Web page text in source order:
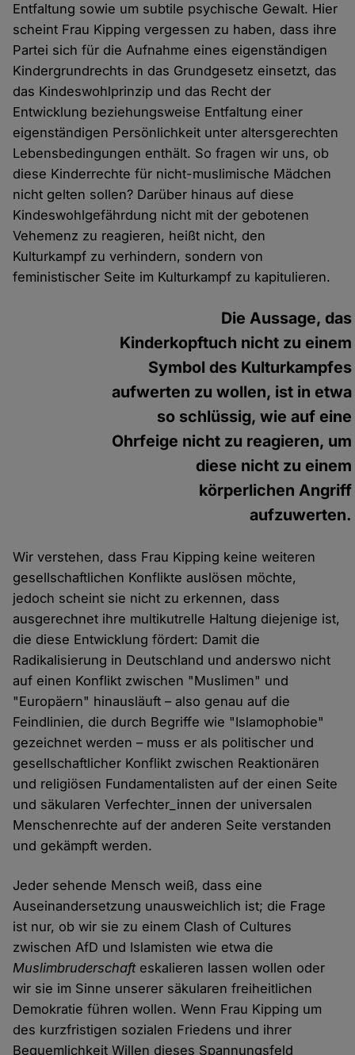
Entfaltung sowie um subtile psychische Gewalt. Hier
scheint Frau Kipping vergessen zu haben, dass ihre
Partei sich für die Aufnahme eines eigenständigen
Kindergrundrechts in das Grundgesetz einsetzt, das
das Kindeswohlprinzip und das Recht der
Entwicklung beziehungsweise Entfaltung einer
eigenständigen Persönlichkeit unter altersgerechten
Lebensbedingungen enthält. So fragen wir uns, ob
diese Kinderrechte für nicht-muslimische Mädchen
nicht gelten sollen? Darüber hinaus auf diese
Kindeswohlgefährdung nicht mit der gebotenen
Vehemenz zu reagieren, heißt nicht, den
Kulturkampf zu verhindern, sondern von
feministischer Seite im Kulturkampf zu kapitulieren.
Die Aussage, das
Kinderkopftuch nicht zu einem
Symbol des Kulturkampfes
aufwerten zu wollen, ist in etwa
so schlüssig, wie auf eine
Ohrfeige nicht zu reagieren, um
diese nicht zu einem
körperlichen Angriff
aufzuwerten.
Wir verstehen, dass Frau Kipping keine weiteren
gesellschaftlichen Konflikte auslösen möchte,
jedoch scheint sie nicht zu erkennen, dass
ausgerechnet ihre multikutrelle Haltung diejenige ist,
die diese Entwicklung fördert: Damit die
Radikalisierung in Deutschland und anderswo nicht
auf einen Konflikt zwischen "Muslimen" und
"Europäern" hinausläuft – also genau auf die
Feindlinien, die durch Begriffe wie "Islamophobie"
gezeichnet werden – muss er als politischer und
gesellschaftlicher Konflikt zwischen Reaktionären
und religiösen Fundamentalisten auf der einen Seite
und säkularen Verfechter_innen der universalen
Menschenrechte auf der anderen Seite verstanden
und gekämpft werden.
Jeder sehende Mensch weiß, dass eine
Auseinandersetzung unausweichlich ist; die Frage
ist nur, ob wir sie zu einem Clash of Cultures
zwischen AfD und Islamisten wie etwa die
Muslimbruderschafteskalieren lassen wollen oder
wir sie im Sinne unserer säkularen freiheitlichen
Demokratie führen wollen. Wenn Frau Kipping um
des kurzfristigen sozialen Friedens und ihrer
Bequemlichkeit Willen dieses Spannungsfeld